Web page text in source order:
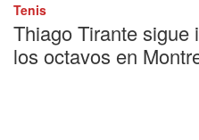
Tenis
Thiago Tirante sigue
los octavos en